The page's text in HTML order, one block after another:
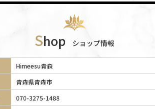
Shop ショップ情報
Himeesu青森
青森県青森市
070-3275-1488